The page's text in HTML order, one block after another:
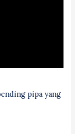
pipa yang